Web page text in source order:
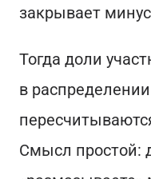
закрывает
Тогда доли
в
Смысл простой: